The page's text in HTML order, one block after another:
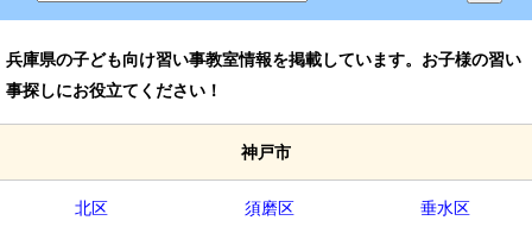
兵庫県の子ども向け習い事教室情報を掲載しています。お子様の習い
事探しにお役立てください！
神戸市
北区 須磨区 垂水区